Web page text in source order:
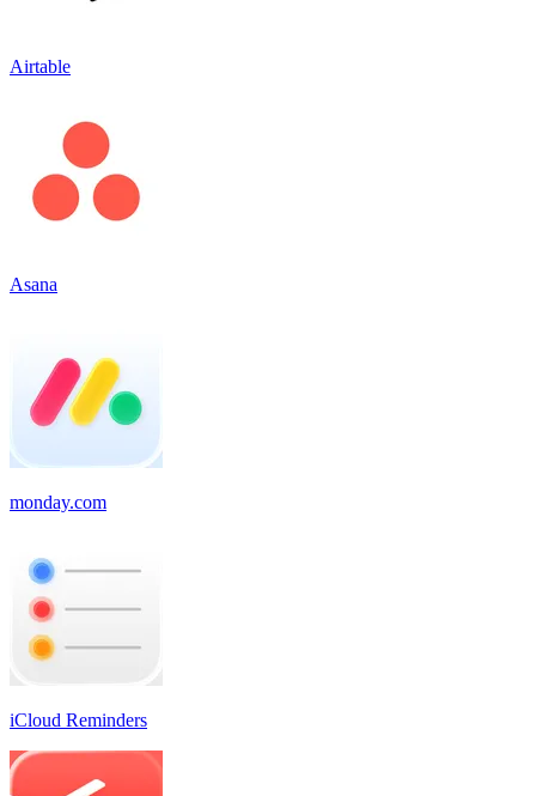
Airtable
Asana
monday.com
iCloud Reminders